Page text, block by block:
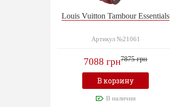
Louis Vuitton Tambour Essentials
Артикул №21061
7088 грн7875 грн
В корзину
В наличии